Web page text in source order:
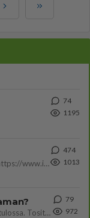
74
1195
Nyt menee kissalan poikien touhu liian pitkälle! https://www.is.fi/kotimaa/art-2000012193221.html Karu video mopomiiti
474
1013
Uusi draamasarja järkyttävästä tapauksesta on tulossa. Tositapahtumiin perustuva sarja ammentaa vuoden 1986 Mikkelin pan
79
972